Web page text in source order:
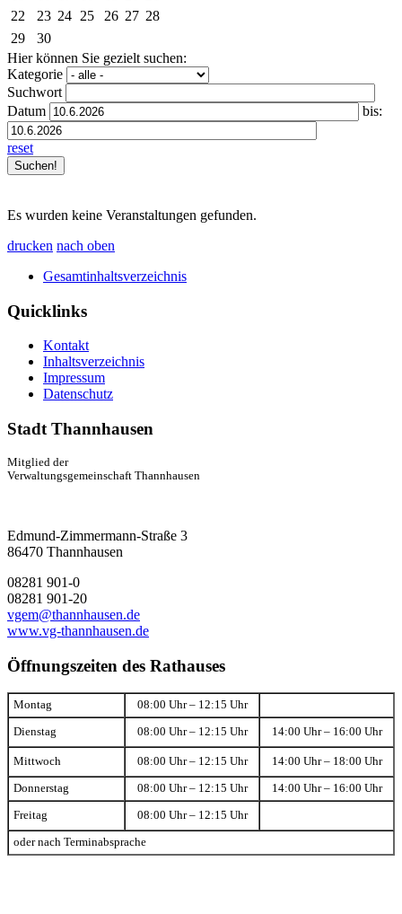
22
23 24 25 26 27 28
29
30
Hier können Sie gezielt suchen:
Kategorie
Suchwort
Datum
bis:
reset
Es wurden keine Veranstaltungen gefunden.
drucken nach oben
Gesamtinhaltsverzeichnis
Quicklinks
Kontakt
Inhaltsverzeichnis
Impressum
Datenschutz
Stadt Thannhausen
Mitglied der
Verwaltungsgemeinschaft Thannhausen
Edmund-Zimmermann-Straße 3
86470 Thannhausen
08281 901-0
08281 901-20
vgem@thannhausen.de
www.vg-thannhausen.de
Öffnungszeiten des Rathauses
Montag 08:00 Uhr – 12:15 Uhr
Dienstag 08:00 Uhr – 12:15 Uhr 14:00 Uhr – 16:00 Uhr
Mittwoch 08:00 Uhr – 12:15 Uhr 14:00 Uhr – 18:00 Uhr
Donnerstag 08:00 Uhr – 12:15 Uhr 14:00 Uhr – 16:00 Uhr
Freitag 08:00 Uhr – 12:15 Uhr
oder nach Terminabsprache